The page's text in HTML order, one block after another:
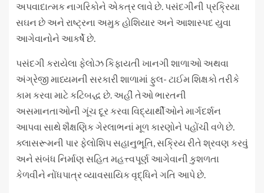
અપવાદાત્મક નાગરિકોને એકત્ર લાવે છે. પસંદગીની પ્રક્રિયા
સઘન છે અને રાષ્ટ્રના અમુક હોશિયાર અને આશાસ્પદ યુવા
આગેવાનોને આકર્ષે છે.
પસંદગી કરાયેલા ફેલોઝ કિફાયતી ખાનગી શાળાઓ અથવા
અંગ્રેજી માધ્યમની સરકારી શાળામાં ફુલ- ટાઈમ શિક્ષકો તરીકે
કામ કરવા માટે કટિબદ્ધ છે. અહીં તેઓ ભારતની
અસમાનતાઓની ગૂંચ દૂર કરવા વિદ્યાર્થીઓને માર્ગદર્શન
આપવા સાથે શૈક્ષણિક ગેરલાભનાં મૂળ કારણોને પહોંચી વળે છે.
ક્લાસરૂમની પાર ફેલોશિપ સહાનુભૂતિ, સક્રિય રીતે શ્રવણ કરવું
અને સંબંધ નિર્માણ સહિત મહત્ત્વપૂર્ણ આગેવાની કુશળતા
કેળવીને નોંધપાત્ર વ્યાવસાયિક વૃદ્ધિને ગતિ આપે છે.